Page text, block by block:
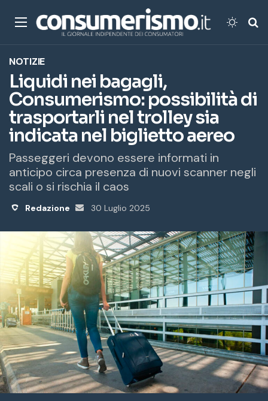
Menu
NOTIZIE
Liquidi nei bagagli,
Consumerismo: possibilità di
trasportarli nel trolley sia
indicata nel biglietto aereo
Passeggeri devono essere informati in
anticipo circa presenza di nuovi scanner negli
scali o si rischia il caos
Redazione
Invia
30 Luglio 2025